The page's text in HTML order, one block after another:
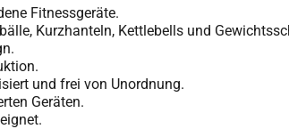
Fitnessgeräte.
Kurzhanteln, Kettlebells und
und frei von Unordnung.
Geräten.